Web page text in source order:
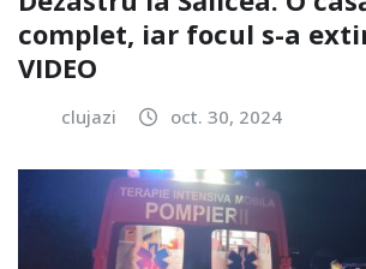
complet, iar focul s-a
VIDEO
clujazi oct. 30, 2024